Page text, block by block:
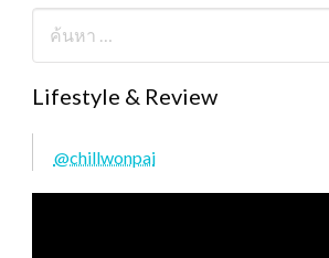
Lifestyle & Review
@chillwonpai